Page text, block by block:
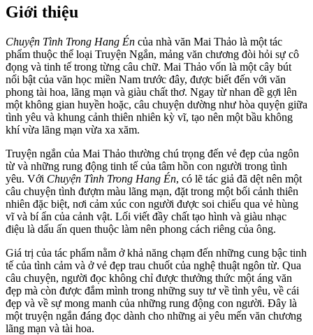
Giới thiệu
Chuyện Tình Trong Hang Én của nhà văn Mai Thảo là một tác
phẩm thuộc thể loại Truyện Ngắn, mảng văn chương đòi hỏi sự cô
đọng và tinh tế trong từng câu chữ. Mai Thảo vốn là một cây bút
nổi bật của văn học miền Nam trước đây, được biết đến với văn
phong tài hoa, lãng mạn và giàu chất thơ. Ngay từ nhan đề gợi lên
một không gian huyền hoặc, câu chuyện dường như hòa quyện giữa
tình yêu và khung cảnh thiên nhiên kỳ vĩ, tạo nên một bầu không
khí vừa lãng mạn vừa xa xăm.
Truyện ngắn của Mai Thảo thường chú trọng đến vẻ đẹp của ngôn
từ và những rung động tinh tế của tâm hồn con người trong tình
yêu. Với Chuyện Tình Trong Hang Én, có lẽ tác giả đã dệt nên một
câu chuyện tình đượm màu lãng mạn, đặt trong một bối cảnh thiên
nhiên đặc biệt, nơi cảm xúc con người được soi chiếu qua vẻ hùng
vĩ và bí ẩn của cảnh vật. Lối viết đầy chất tạo hình và giàu nhạc
điệu là dấu ấn quen thuộc làm nên phong cách riêng của ông.
Giá trị của tác phẩm nằm ở khả năng chạm đến những cung bậc tinh
tế của tình cảm và ở vẻ đẹp trau chuốt của nghệ thuật ngôn từ. Qua
câu chuyện, người đọc không chỉ được thưởng thức một áng văn
đẹp mà còn được đắm mình trong những suy tư về tình yêu, về cái
đẹp và về sự mong manh của những rung động con người. Đây là
một truyện ngắn đáng đọc dành cho những ai yêu mến văn chương
lãng mạn và tài hoa.